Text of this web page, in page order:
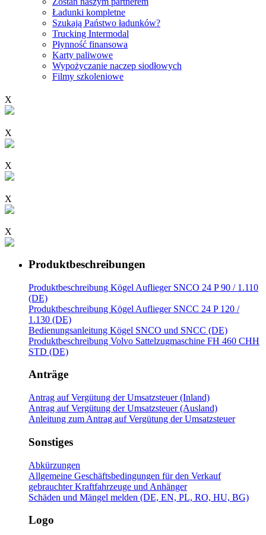
Ładunki kompletne
Szukają Państwo ładunków?
Trucking Intermodal
Płynność finansowa
Karty paliwowe
Wypożyczanie naczep siodłowych
Filmy szkoleniowe
X
X
X
X
X
Produktbeschreibungen
Produktbeschreibung Kögel Auflieger SNCO 24 P 90 / 1.110
(DE)
Produktbeschreibung Kögel Auflieger SNCC 24 P 120 /
1.130 (DE)
Bedienungsanleitung Kögel SNCO und SNCC (DE)
Produktbeschreibung Volvo Sattelzugmaschine FH 460 CHH
STD (DE)
Anträge
Antrag auf Vergütung der Umsatzsteuer (Inland)
Antrag auf Vergütung der Umsatzsteuer (Ausland)
Anleitung zum Antrag auf Vergütung der Umsatzsteuer
Sonstiges
Abkürzungen
Allgemeine Geschäftsbedingungen für den Verkauf
gebrauchter Kraftfahrzeuge und Anhänger
Schäden und Mängel melden (DE, EN, PL, RO, HU, BG)
Logo